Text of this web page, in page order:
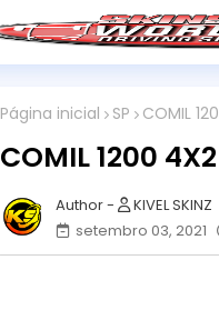
Página inicial SP COMIL
COMIL 1200
KIVEL SKINZ
setembro 03, 2021